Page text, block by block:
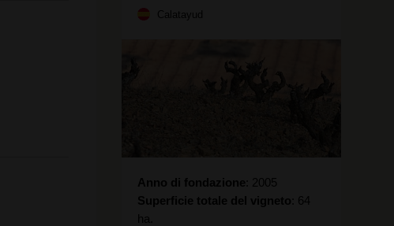
Calatayud
Anno di fondazione
2005
Superficie totale del vigneto 64
ha.